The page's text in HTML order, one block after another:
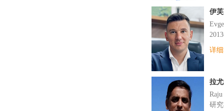
伊
详
拉
研